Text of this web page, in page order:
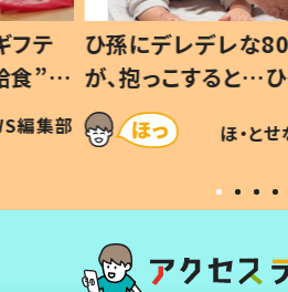
フテ
食”を
親
編集部
ひ孫にデレデレな
が、抱っこすると…
「涙が出ました」「可
い」
ほ・と